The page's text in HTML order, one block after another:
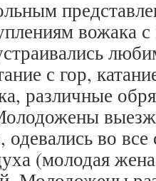
вожака
с гор,
различные
одевались во
(молодая